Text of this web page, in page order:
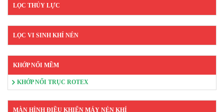
LỌC THỦY LỰC
LỌC VI SINH KHÍ NÉN
KHỚP NỐI MỀM
KHỚP NỐI TRỤC ROTEX
MÀN HÌNH ĐIỀU KHIỂN MÁY NÉN KHÍ